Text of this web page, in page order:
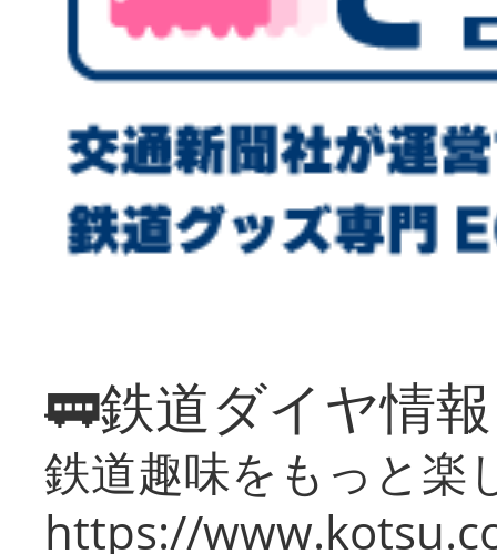
🚃鉄道ダイヤ情
鉄道趣味をもっと楽
https://